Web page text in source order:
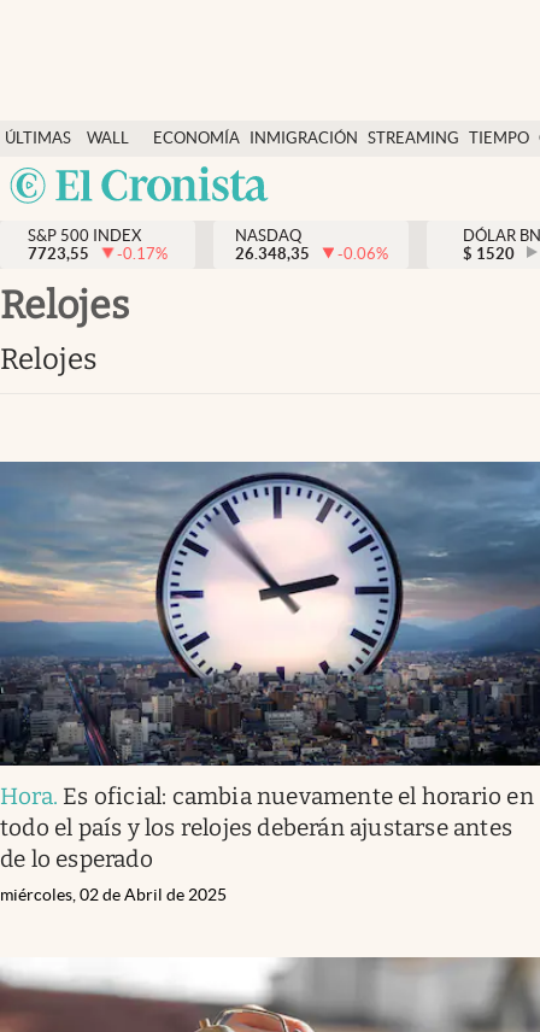
ÚLTIMAS
NOTICIAS
WALL
STREET
Y
DÓLAR
ECONOMÍA INMIGRACIÓN STREAMING TIEMPO
México
Finanzas y economía
Wall Street y dólar
Inmigración
Tiempo
Ciencia y salud
Streaming
Lifestyle
USA
S&P 500 INDEX
7723,55
-0.17%
NASDAQ
26.348,35
-0.06%
DÓLAR
$ 1520
relojes
relojes
Hora. Es oficial: cambia nuevamente el horario en
todo el país y los relojes deberán ajustarse antes
de lo esperado
miércoles, 02 de Abril de 2025